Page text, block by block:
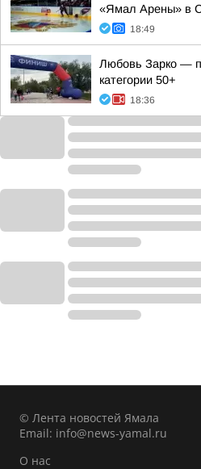
«Ямал Арены» в
18:49
Любовь Зарко —
категории 50+
18:36
© Лента новостей Ямала
Email: info@news-yamal.ru
О нас